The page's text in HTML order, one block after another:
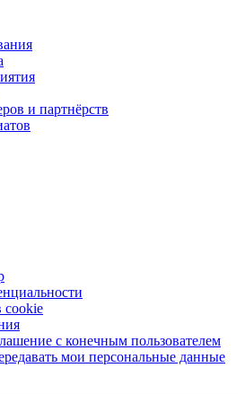
и партнёрств
cookie
с конечным пользователем
мои персональные данные